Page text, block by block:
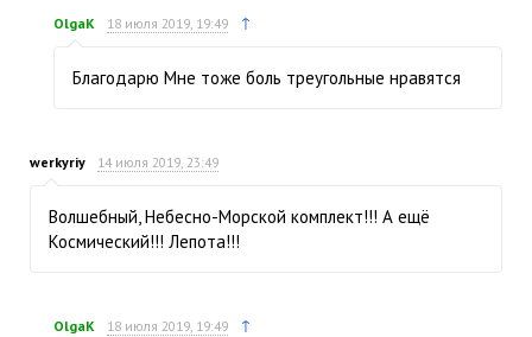
OlgaK 18 июля 2019, 19:49 ↑
Благодарю Мне тоже боль треугольные нравятся
werkyriy 14 июля 2019, 23:49
Волшебный, Небесно-Морской комплект!!! А ещё
Космический!!! Лепота!!!
OlgaK 18 июля 2019, 19:49 ↑